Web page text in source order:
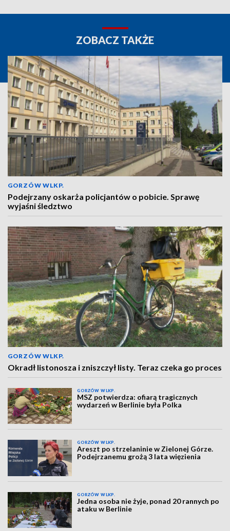
ZOBACZ TAKŻE
GORZÓW WLKP.
Podejrzany oskarża policjantów o pobicie. Sprawę
wyjaśni śledztwo
GORZÓW WLKP.
Okradł listonosza i zniszczył listy. Teraz czeka go proces
GORZÓW WLKP.
MSZ potwierdza: ofiarą tragicznych
wydarzeń w Berlinie była Polka
GORZÓW WLKP.
Areszt po strzelaninie w Zielonej Górze.
Podejrzanemu grożą 3 lata więzienia
GORZÓW WLKP.
Jedna osoba nie żyje, ponad 20 rannych po
ataku w Berlinie